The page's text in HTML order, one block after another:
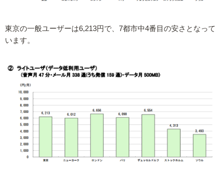
東京の一般ユーザーは6,213円で、7都市中4番目の安さとなって
います。